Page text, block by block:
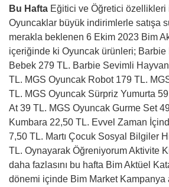
Bu Hafta Eğitici ve Öğretici özellikleri
Oyuncaklar büyük indirimlerle satışa
merakla beklenen 6 Ekim 2023 Bim
içeriğinde ki Oyuncak ürünleri;
Bebek 279 TL. Barbie Sevimli
TL. MGS Oyuncak Robot 179 TL.
TL. MGS Oyuncak Sürpriz Yumurta
At 39 TL. MGS Oyuncak Gurme Set
Kumbara 22,50 TL. Evvel Zaman
7,50 TL. Martı Çocuk Sosyal Bilgiler
TL. Oynayarak Öğreniyorum Aktivite
daha fazlasını bu hafta Bim Aktüel
dönemi içinde Bim Market Kampanya